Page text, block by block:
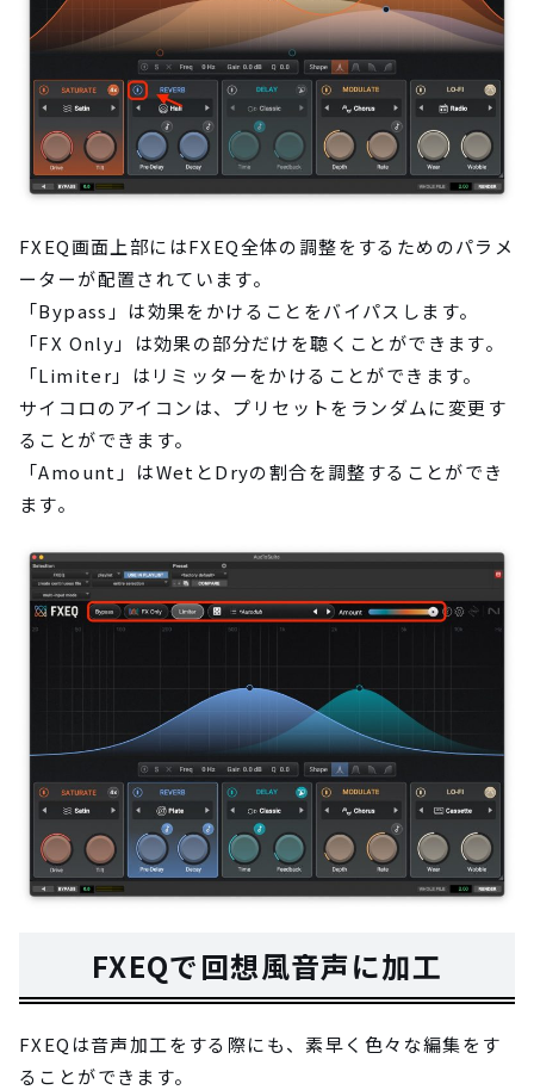
FXEQ画面上部にはFXEQ全体の調整をするためのパラメ
ーターが配置されています。
「Bypass」は効果をかけることをバイパスします。
「FX Only」は効果の部分だけを聴くことができます。
「Limiter」はリミッターをかけることができます。
サイコロのアイコンは、プリセットをランダムに変更す
ることができます。
「Amount」はWetとDryの割合を調整することができ
ます。
FXEQで回想風音声に加工
FXEQは音声加工をする際にも、素早く色々な編集をす
ることができます。